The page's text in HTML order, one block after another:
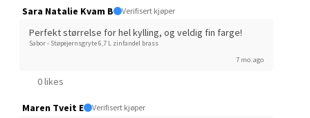
Sara Natalie Kvam B Verifisert kjøper
Perfekt størrelse for hel kylling, og veldig fin farge!
Sabor - Støpejernsgryte 6,7 L zinfandel brass
7 mo. ago
0 likes
Maren Tveit E Verifisert kjøper
Strømmen
Støperivn. 5, 2010 Strømmen